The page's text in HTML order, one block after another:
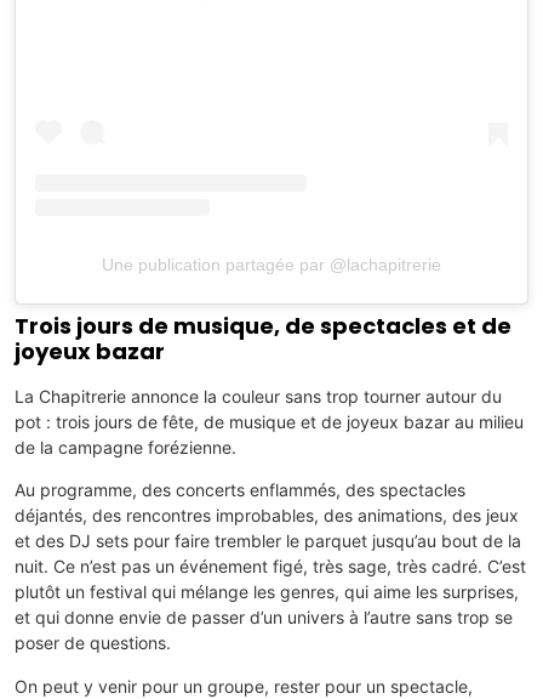
Une publication partagée par @lachapitrerie
Trois jours de musique, de spectacles et de
joyeux bazar
La Chapitrerie annonce la couleur sans trop tourner autour du
pot : trois jours de fête, de musique et de joyeux bazar au milieu
de la campagne forézienne.
Au programme, des concerts enflammés, des spectacles
déjantés, des rencontres improbables, des animations, des jeux
et des DJ sets pour faire trembler le parquet jusqu’au bout de la
nuit. Ce n’est pas un événement figé, très sage, très cadré. C’est
plutôt un festival qui mélange les genres, qui aime les surprises,
et qui donne envie de passer d’un univers à l’autre sans trop se
poser de questions.
On peut y venir pour un groupe, rester pour un spectacle,